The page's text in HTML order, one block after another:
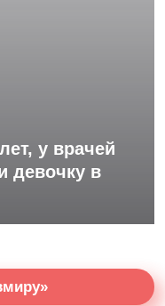
у врачей
девочку в